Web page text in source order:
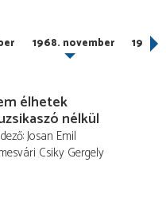
1968. november 1968.
élhetek
nélkül
Josan Emil
Csiky Gergely